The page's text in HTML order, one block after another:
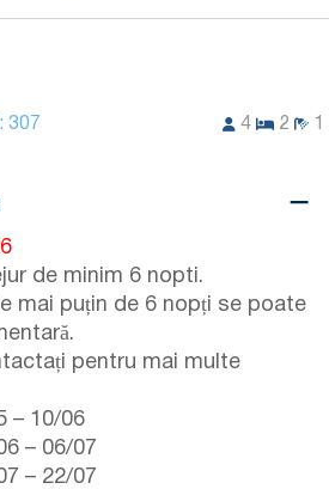
307 4 2 1
de minim 6 nopti.
mai puțin de 6 nopți se poate
pentru mai multe
– 10/06
– 06/07
– 22/07